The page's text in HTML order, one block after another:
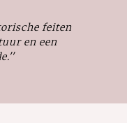
feiten
en een